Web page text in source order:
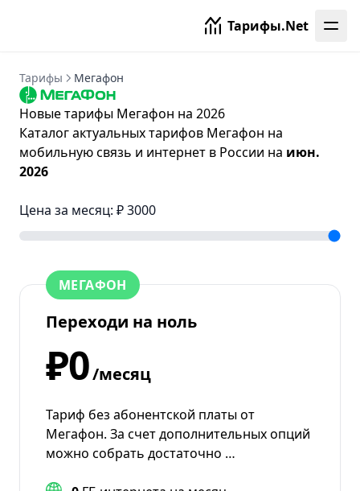
Тарифы.Net
Тарифы Мегафон
Новые тарифы Мегафон на 2026
Каталог актуальных тарифов Мегафон на
мобильную связь и интернет в России на июн.
2026
Цена за месяц: ₽3000
Цена тарифа
МЕГАФОН
Переходи на ноль
₽0/месяц
Тариф без абонентской платы от
Мегафон. За счет дополнительных опций
можно собрать достаточно …